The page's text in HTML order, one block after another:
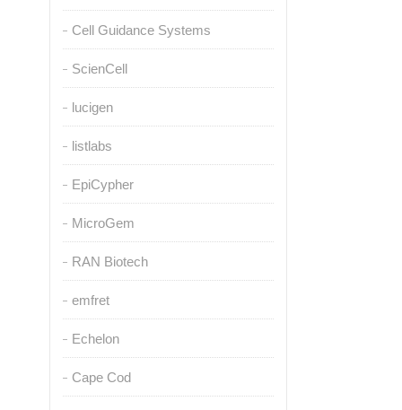
Cell Guidance Systems
ScienCell
lucigen
listlabs
EpiCypher
MicroGem
RAN Biotech
emfret
Echelon
Cape Cod